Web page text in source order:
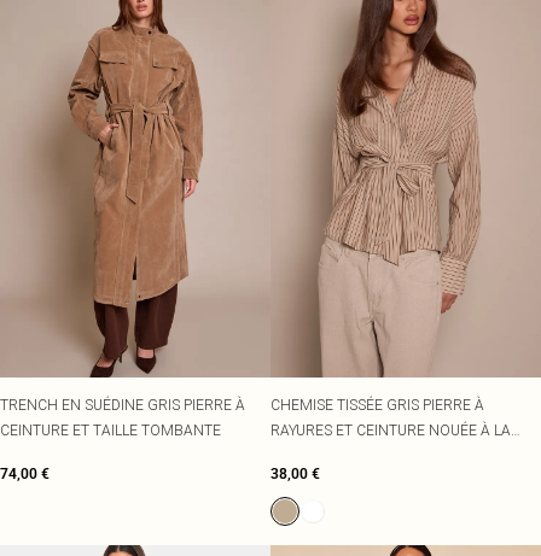
TRENCH EN SUÉDINE GRIS PIERRE À
CEINTURE ET TAILLE TOMBANTE
74,00 €
CHEMISE TISSÉE GRIS PIERRE À
RAYURES ET CEINTURE NOUÉE À LA
38,00 €